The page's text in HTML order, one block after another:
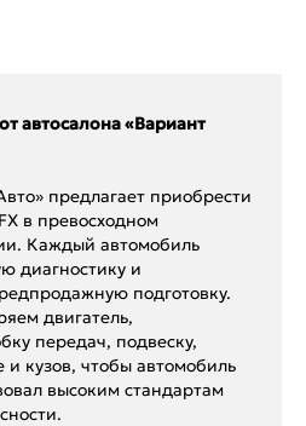
автосалона «Вариант
предлагает приобрести
в превосходном
Каждый автомобиль
диагностику и
подготовку.
двигатель,
передач, подвеску,
и кузов, чтобы автомобиль
высоким стандартам